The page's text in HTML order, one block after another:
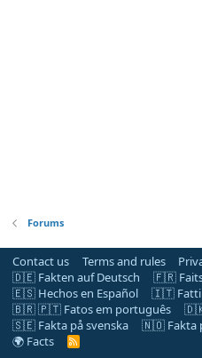
Forums
Contact us Terms and rules
🇩🇪 Fakten auf Deutsch
🇫🇷 Faits
🇪🇸 Hechos en Español
🇮🇹 Fatti
🇧🇷 🇵🇹 Fatos em português
🇩🇰
🇸🇪 Fakta på svenska
🇳🇴 Fakta
🌍 Facts
R